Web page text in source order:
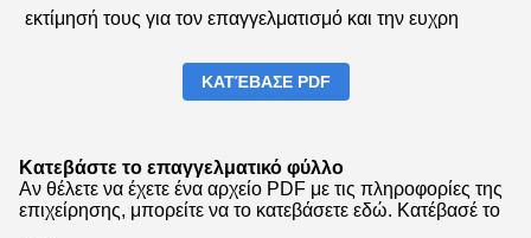
εκτίμησή τους για τον επαγγελματισμό και την ευχρη
ΚΑΤΈΒΑΣΕ PDF
Κατεβάστε το επαγγελματικό φύλλο
Αν θέλετε να έχετε ένα αρχείο PDF με τις πληροφορίες της
επιχείρησης, μπορείτε να το κατεβάσετε εδώ. Κατέβασέ το